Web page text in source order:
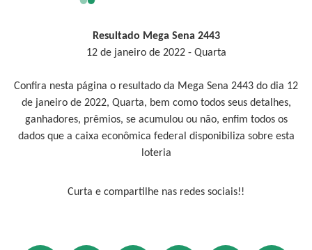
Resultado Mega Sena 2443
12 de janeiro de 2022 - Quarta
Confira nesta página o resultado da Mega Sena 2443 do dia 12
de janeiro de 2022, Quarta, bem como todos seus detalhes,
ganhadores, prêmios, se acumulou ou não, enfim todos os
dados que a caixa econômica federal disponibiliza sobre esta
loteria
Curta e compartilhe nas redes sociais!!